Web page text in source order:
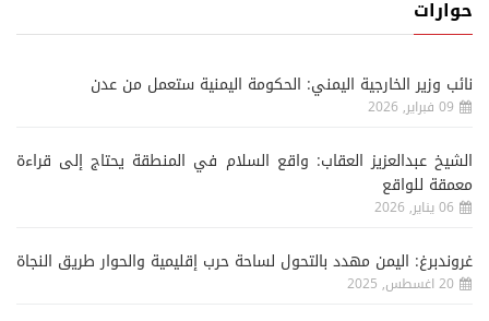
حوارات
نائب وزير الخارجية اليمني: الحكومة اليمنية ستعمل من عدن
09 فبراير, 2026
الشيخ عبدالعزيز العقاب: واقع السلام في المنطقة يحتاج إلى قراءة
معمقة للواقع
06 يناير, 2026
غروندبرغ: اليمن مهدد بالتحول لساحة حرب إقليمية والحوار طريق النجاة
20 اغسطس, 2025